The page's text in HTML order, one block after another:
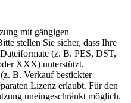
mit gängigen
stellen Sie sicher, dass Ihre
(z. B. PES, DST,
XXX) unterstützt.
B. Verkauf bestickter
Lizenz erlaubt. Für den
uneingeschränkt möglich.